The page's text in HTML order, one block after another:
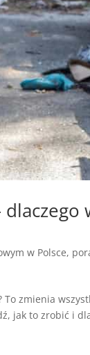
w Polsce,
zmienia
jak to zrobić i